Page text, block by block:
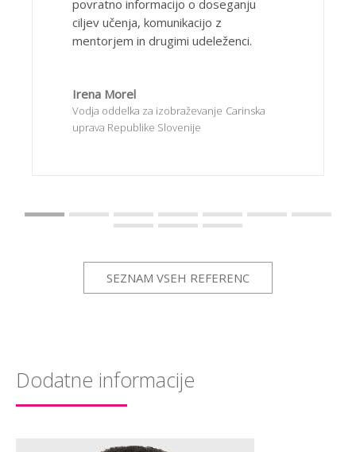
povratno informacijo o doseganju
ciljev učenja, komunikacijo z
mentorjem in drugimi udeleženci.
Irena Morel
Vodja oddelka za izobraževanje Carinska
uprava Republike Slovenije
SEZNAM VSEH REFERENC
Dodatne informacije